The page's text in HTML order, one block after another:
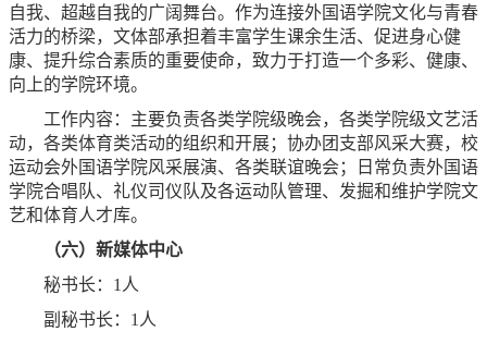
自我、超越自我的广阔舞台。作为连接外国语学院文化与青春
活力的桥梁，文体部承担着丰富学生课余生活、促进身心健
康、提升综合素质的重要使命，致力于打造一个多彩、健康、
向上的学院环境。
工作内容：主要负责各类学院级晚会，各类学院级文艺活
动，各类体育类活动的组织和开展；协办团支部风采大赛，校
运动会外国语学院风采展演、各类联谊晚会；日常负责外国语
学院合唱队、礼仪司仪队及各运动队管理、发掘和维护学院文
艺和体育人才库。
（六）新媒体中心
秘书长：1人
副秘书长：1人